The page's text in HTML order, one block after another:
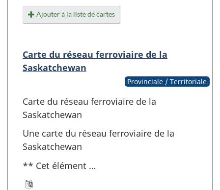
Ajouter à la liste de cartes
Carte du réseau ferroviaire de la
Saskatchewan
Provinciale / Territoriale
Carte du réseau ferroviaire de la
Saskatchewan
Une carte du réseau ferroviaire de la
Saskatchewan
** Cet élément …